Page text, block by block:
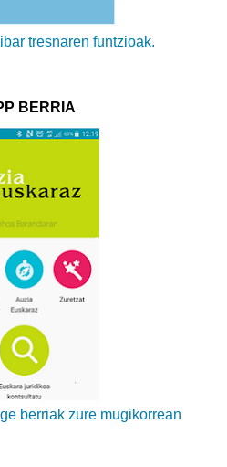
tresnaren funtzioak.
BERRIA
berriak zure mugikorrean